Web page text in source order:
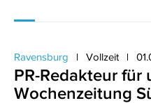
Ravensburg Vollzeit
PR-Redakteur für
Wochenzeitung